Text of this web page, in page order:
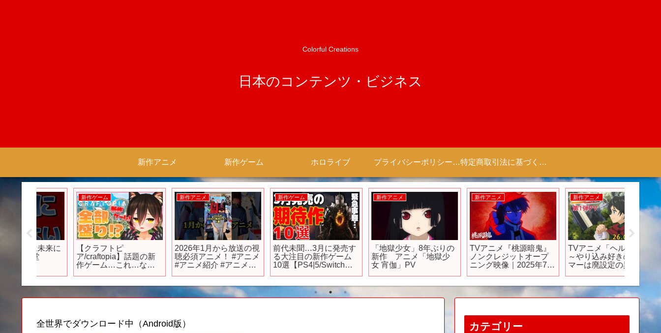
Colorful Creations
日本のコンテンツ・ビジネス
新作アニメ 新作ゲーム ホロライブ プライバシーポリシー 【Colorful Creation】 特定商取引法に基づく表記（商取引に関する開示）
#国会
新作ゲーム
【クラフトピ
ア/craftopia】話題の新
作ゲーム…これ…なん
新作アニメ
2026年1月から放送の視
聴必須アニメ！ #アニメ
#アニメ紹介 #アニメレ
ギュア #アニソン #short
#shorts #社長
新作ゲーム
前代未聞…3月に発売す
る大注目の新作ゲーム
10選【PS4|5/Switchお
新作アニメ
「地獄少女」8年ぶりの
新作 アニメ「地獄少
女 宵伽」PV
TVアニメ『桃源暗鬼』
ノンクレジットオープ
ニング映像｜2025年7月
「フラアニ」枠にて全
国30局ネットで放送！
新作アニメ
TVアニメ「ヘルモード
～やり込み好きのゲー
マーは廃設定の異世界
る男た
全世界でダウンロード中（Android版）
カテゴリー